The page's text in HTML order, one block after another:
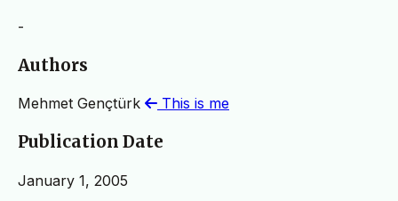
-
Authors
Mehmet Gençtürk This is me
Publication Date
January 1, 2005